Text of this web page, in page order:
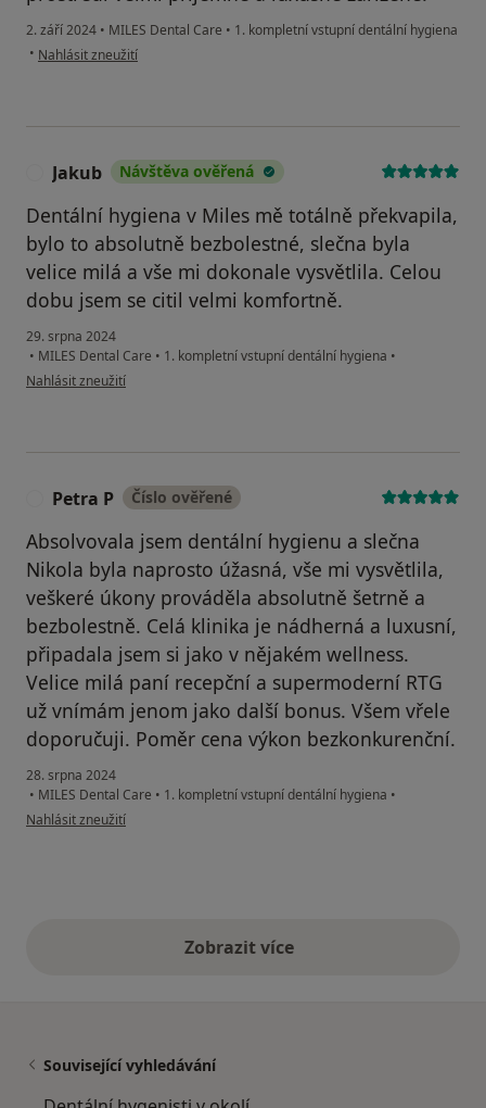
2. září 2024 • MILES Dental Care • 1. kompletní vstupní dentální hygiena
• podle názoru uživatele Radek O.
Nahlásit zneužití
Jakub Návštěva ověřená
Dentální hygiena v Miles mě totálně překvapila,
bylo to absolutně bezbolestné, slečna byla
velice milá a vše mi dokonale vysvětlila. Celou
dobu jsem se citil velmi komfortně.
29. srpna 2024
• MILES Dental Care • 1. kompletní vstupní dentální hygiena •
podle názoru uživatele Jakub
Nahlásit zneužití
Petra P Číslo ověřené
Absolvovala jsem dentální hygienu a slečna
Nikola byla naprosto úžasná, vše mi vysvětlila,
veškeré úkony prováděla absolutně šetrně a
bezbolestně. Celá klinika je nádherná a luxusní,
připadala jsem si jako v nějakém wellness.
Velice milá paní recepční a supermoderní RTG
už vnímám jenom jako další bonus. Všem vřele
doporučuji. Poměr cena výkon bezkonkurenční.
28. srpna 2024
• MILES Dental Care • 1. kompletní vstupní dentální hygiena •
podle názoru uživatele Petra P
Nahlásit zneužití
Zobrazit vícevýše uvedené názory
Související vyhledávání